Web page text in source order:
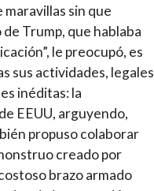
sin que
Trump, que hablaba
le preocupó, es
sus actividades, legales
inéditas: la
EEUU, arguyendo,
propuso colaborar
creado por
brazo armado